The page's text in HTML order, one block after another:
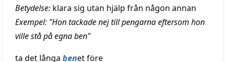
Betydelse: klara sig utan hjälp från någon annan
Exempel: "Hon tackade nej till pengarna eftersom hon
ville stå på egna ben"
ta det långa benet före